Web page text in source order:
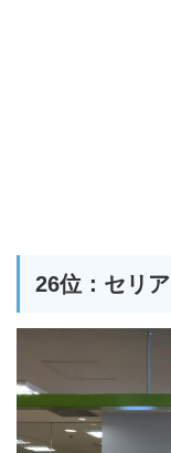
26位：セリア